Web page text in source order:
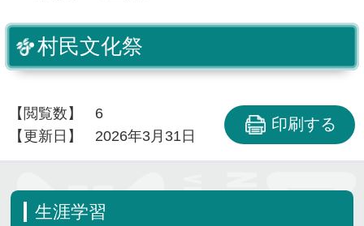
村民文化祭
【閲覧数】
6
【更新日】
2026年3月31日
印刷する
生涯学習